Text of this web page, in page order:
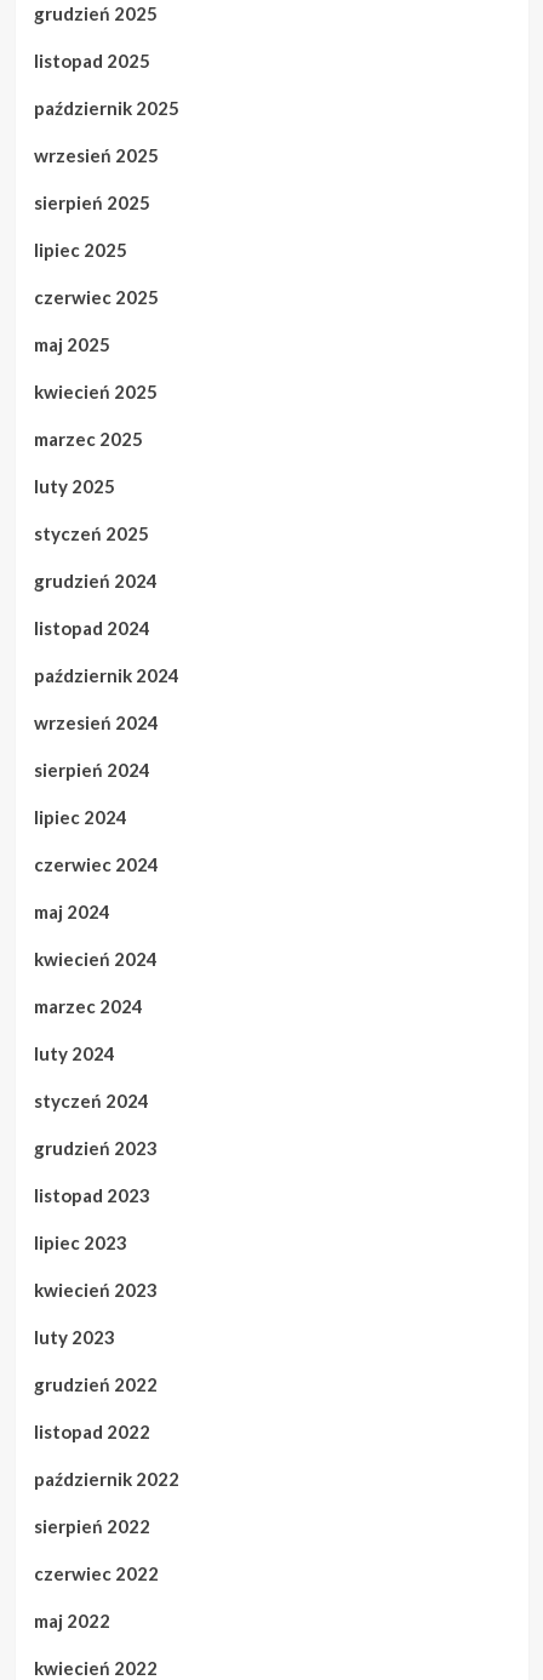
grudzień 2025
listopad 2025
październik 2025
wrzesień 2025
sierpień 2025
lipiec 2025
czerwiec 2025
maj 2025
kwiecień 2025
marzec 2025
luty 2025
styczeń 2025
grudzień 2024
listopad 2024
październik 2024
wrzesień 2024
sierpień 2024
lipiec 2024
czerwiec 2024
maj 2024
kwiecień 2024
marzec 2024
luty 2024
styczeń 2024
grudzień 2023
listopad 2023
lipiec 2023
kwiecień 2023
luty 2023
grudzień 2022
listopad 2022
październik 2022
sierpień 2022
czerwiec 2022
maj 2022
kwiecień 2022